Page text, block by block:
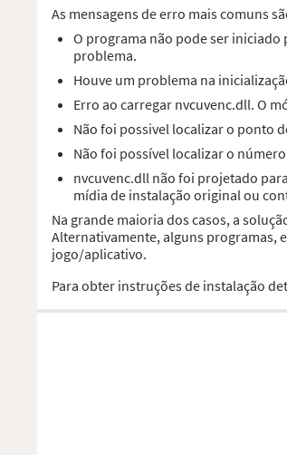
As mensagens de erro mais comuns
O programa não pode ser
problema.
Houve um problema na
Erro ao carregar nvcuvenc.dll. O
Não foi possivel localizar o ponto
Não foi possível localizar o
nvcuvenc.dll não foi projetado
mídia de instalação original ou
Na grande maioria dos casos, a
Alternativamente, alguns programas,
jogo/aplicativo.
Para obter instruções de instalação